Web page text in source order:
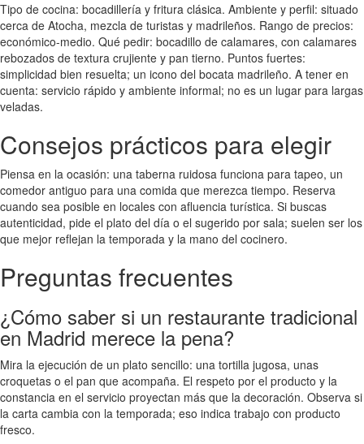
Tipo de cocina: bocadillería y fritura clásica. Ambiente y perfil: situado
cerca de Atocha, mezcla de turistas y madrileños. Rango de precios:
económico-medio. Qué pedir: bocadillo de calamares, con calamares
rebozados de textura crujiente y pan tierno. Puntos fuertes:
simplicidad bien resuelta; un icono del bocata madrileño. A tener en
cuenta: servicio rápido y ambiente informal; no es un lugar para largas
veladas.
Consejos prácticos para elegir
Piensa en la ocasión: una taberna ruidosa funciona para tapeo, un
comedor antiguo para una comida que merezca tiempo. Reserva
cuando sea posible en locales con afluencia turística. Si buscas
autenticidad, pide el plato del día o el sugerido por sala; suelen ser los
que mejor reflejan la temporada y la mano del cocinero.
Preguntas frecuentes
¿Cómo saber si un restaurante tradicional
en Madrid merece la pena?
Mira la ejecución de un plato sencillo: una tortilla jugosa, unas
croquetas o el pan que acompaña. El respeto por el producto y la
constancia en el servicio proyectan más que la decoración. Observa si
la carta cambia con la temporada; eso indica trabajo con producto
fresco.